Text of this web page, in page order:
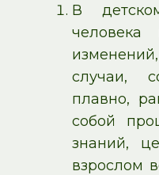
В
человека
случаи,
плавно,
собой
знаний,
взрослом